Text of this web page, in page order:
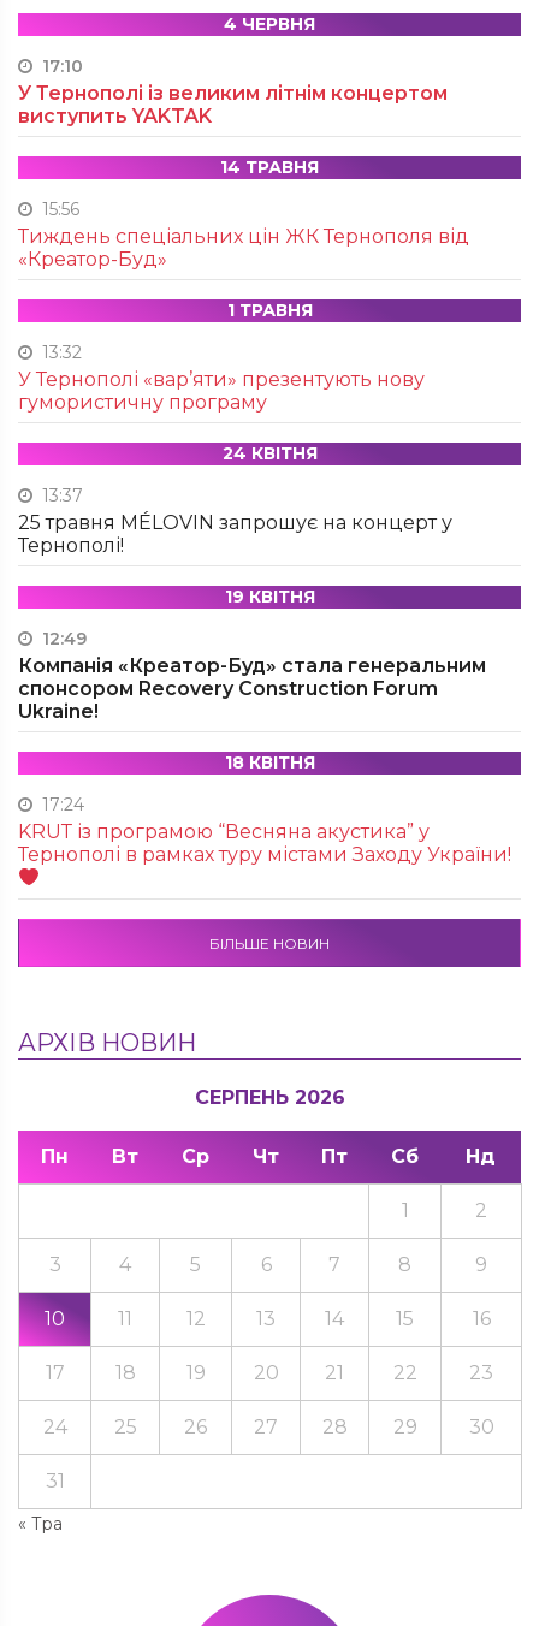
4 ЧЕРВНЯ
17:10
У Тернополі із великим літнім концертом
виступить YAKTAK
14 ТРАВНЯ
15:56
Тиждень спеціальних цін ЖК Тернополя від
«Креатор-Буд»
1 ТРАВНЯ
13:32
У Тернополі «вар’яти» презентують нову
гумористичну програму
24 КВІТНЯ
13:37
25 травня MÉLOVIN запрошує на концерт у
Тернополі!
19 КВІТНЯ
12:49
Компанія «Креатор-Буд» стала генеральним
спонсором Recovery Construction Forum
Ukraine!
18 КВІТНЯ
17:24
KRUТ із програмою “Весняна акустика” у
Тернополі в рамках туру містами Заходу України!
БІЛЬШЕ НОВИН
АРХІВ НОВИН
СЕРПЕНЬ 2026
Пн Вт Ср Чт Пт Сб Нд
« Тра
1 2
3 4 5 6 7 8 9
10 11 12 13 14 15 16
17 18 19 20 21 22 23
24 25 26 27 28 29 30
31